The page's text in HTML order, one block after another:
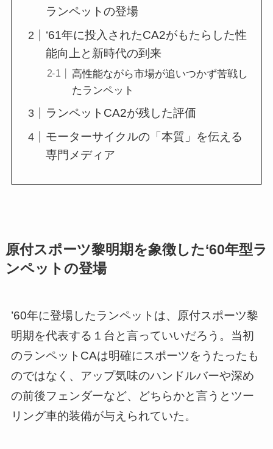
ランペットの登場
‘61年に投入されたCA2がもたらした性
能向上と新時代の到来
高性能ながら市場が追いつかず苦戦し
たランペット
ランペットCA2が残した評価
モーターサイクルの「本質」を伝える
専門メディア
原付スポーツ黎明期を象徴した‘60年型ラ
ンペットの登場
’60年に登場したランペットは、原付スポーツ黎
明期を代表する１台と言っていいだろう。当初
のランペットCAは明確にスポーツをうたったも
のではなく、アップ気味のハンドルバーや深め
の前後フェンダーなど、どちらかと言うとツー
リング車的装備が与えられていた。